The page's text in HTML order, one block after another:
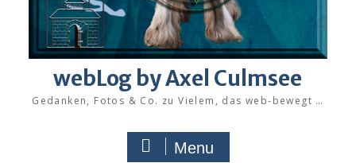
webLog by Axel Culmsee
Gedanken, Fotos & Co. zu Vielem, das web-bewegt …
Menu